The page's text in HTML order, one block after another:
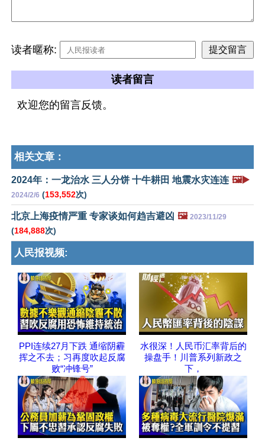
读者暱称:
读者留言
欢迎您的留言反馈。
相关文章：
2024年：一龙治水 三人分饼 十牛耕田 地震水灾连连 🖼️▶️
2024/2/6 (153,552次)
北京上海疫情严重 专家谈如何趋吉避凶 🖼️ 2023/11/29
(184,888次)
人民报视频:
PPI连续27月下跌 通缩阴霾
挥之不去；习再度吹起反腐
败“冲锋号”
水很深！人民币汇率背后的
操盘手！川普系列新政之
下，